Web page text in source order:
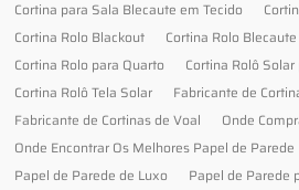
Cortina para Sala Blecaute em Tecido
Cortina Rolo Blackout
Cortina Rolo
Cortina Rolo para Quarto
Cortina Rolô
Cortina Rolô Tela Solar
Fabricante de
Fabricante de Cortinas de Voal
Onde
Onde Encontrar Os Melhores Papel de Parede
Papel de Parede de Luxo
Papel de Parede